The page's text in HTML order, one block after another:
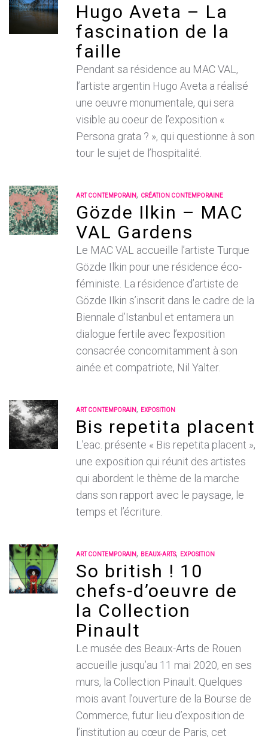
Hugo Aveta – La
fascination de la
faille
Pendant sa résidence au MAC VAL,
l’artiste argentin Hugo Aveta a réalisé
une oeuvre monumentale, qui sera
visible au coeur de l’exposition «
Persona grata ? », qui questionne à son
tour le sujet de l’hospitalité.
ART CONTEMPORAIN , CRÉATION CONTEMPORAINE
Gözde Ilkin – MAC
VAL Gardens
Le MAC VAL accueille l’artiste Turque
Gözde Ilkin pour une résidence éco-
féministe. La résidence d’artiste de
Gözde Ilkin s’inscrit dans le cadre de la
Biennale d’Istanbul et entamera un
dialogue fertile avec l’exposition
consacrée concomitamment à son
ainée et compatriote, Nil Yalter.
ART CONTEMPORAIN , EXPOSITION
Bis repetita placent
L’eac. présente « Bis repetita placent »,
une exposition qui réunit des artistes
qui abordent le thème de la marche
dans son rapport avec le paysage, le
temps et l’écriture.
ART CONTEMPORAIN , BEAUX-ARTS, EXPOSITION
So british ! 10
chefs-d’oeuvre de
la Collection
Pinault
Le musée des Beaux-Arts de Rouen
accueille jusqu’au 11 mai 2020, en ses
murs, la Collection Pinault. Quelques
mois avant l’ouverture de la Bourse de
Commerce, futur lieu d’exposition de
l’institution au cœur de Paris, cet